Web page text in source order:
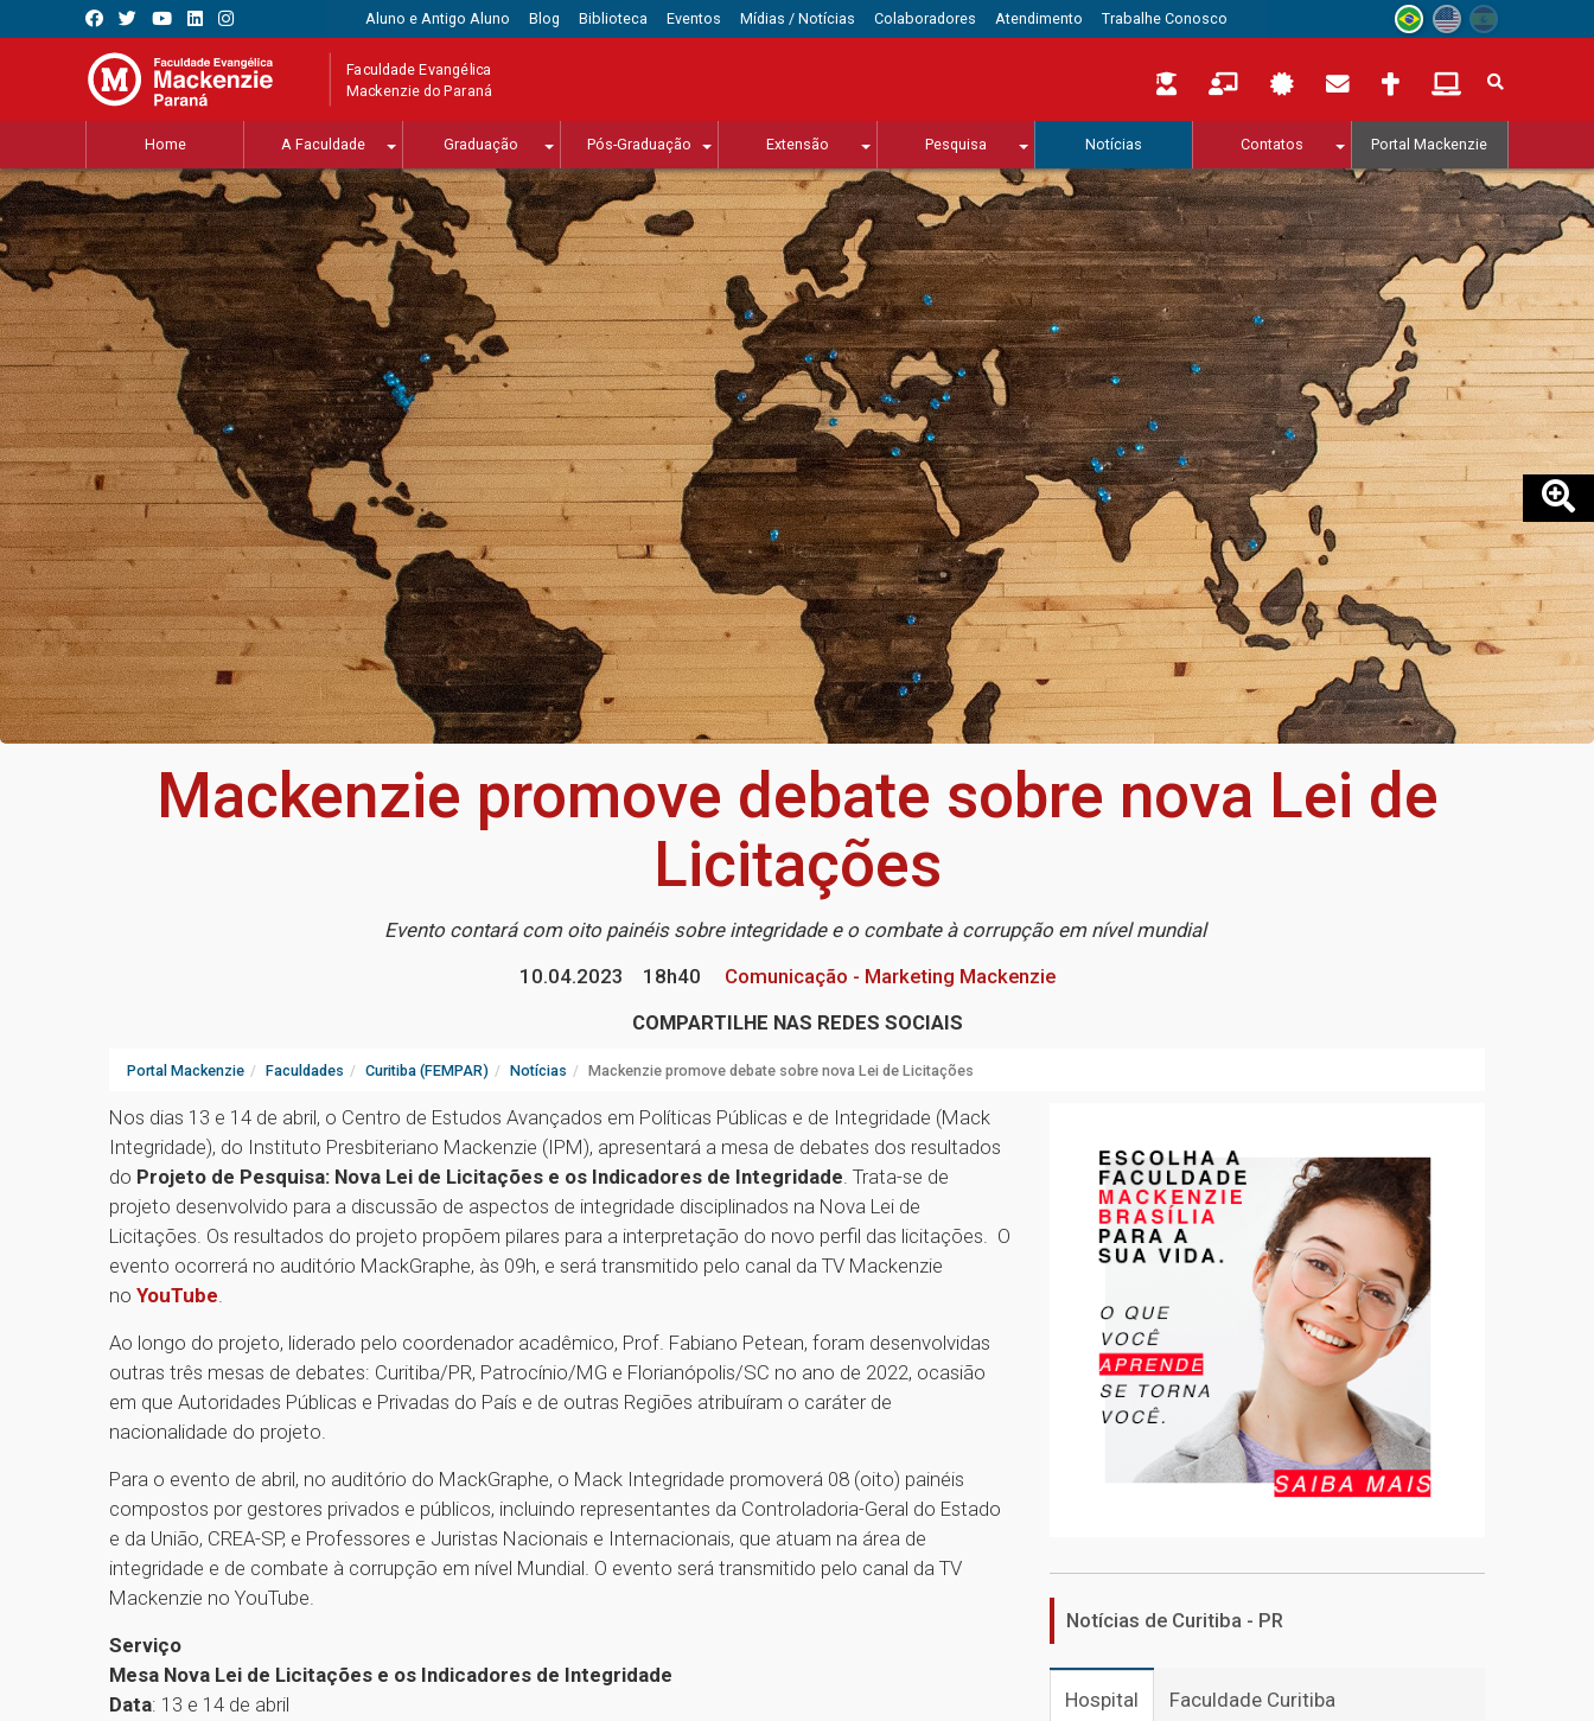
Aluno e Antigo Aluno Blog Biblioteca Eventos Mídias / Notícias Colaboradores Atendimento Trabalhe Conosco
Faculdade Evangélica
Mackenzie do Paraná
Home A Faculdade Graduação Pós-Graduação Extensão Pesquisa Notícias Contatos Portal Mackenzie
Mackenzie promove debate sobre nova Lei de
Licitações
Evento contará com oito painéis sobre integridade e o combate à corrupção em nível mundial
10.04.2023
18h40
Comunicação - Marketing Mackenzie
COMPARTILHE NAS REDES SOCIAIS
Portal Mackenzie Faculdades Curitiba (FEMPAR) Notícias Mackenzie promove debate sobre nova Lei de Licitações
Nos dias 13 e 14 de abril, o Centro de Estudos Avançados em Políticas Públicas e de Integridade (Mack
Integridade), do Instituto Presbiteriano Mackenzie (IPM), apresentará a mesa de debates dos resultados
do Projeto de Pesquisa: Nova Lei de Licitações e os Indicadores de Integridade. Trata-se de
projeto desenvolvido para a discussão de aspectos de integridade disciplinados na Nova Lei de
Licitações. Os resultados do projeto propõem pilares para a interpretação do novo perfil das licitações. O
evento ocorrerá no auditório MackGraphe, às 09h, e será transmitido pelo canal da TV Mackenzie
no YouTube.
Ao longo do projeto, liderado pelo coordenador acadêmico, Prof. Fabiano Petean, foram desenvolvidas
outras três mesas de debates: Curitiba/PR, Patrocínio/MG e Florianópolis/SC no ano de 2022, ocasião
em que Autoridades Públicas e Privadas do País e de outras Regiões atribuíram o caráter de
nacionalidade do projeto.
Para o evento de abril, no auditório do MackGraphe, o Mack Integridade promoverá 08 (oito) painéis
compostos por gestores privados e públicos, incluindo representantes da Controladoria-Geral do Estado
e da União, CREA-SP, e Professores e Juristas Nacionais e Internacionais, que atuam na área de
integridade e de combate à corrupção em nível Mundial. O evento será transmitido pelo canal da TV
Mackenzie no YouTube.
Serviço
Mesa Nova Lei de Licitações e os Indicadores de Integridade
Data: 13 e 14 de abril
Notícias de Curitiba - PR
Hospital Faculdade Curitiba